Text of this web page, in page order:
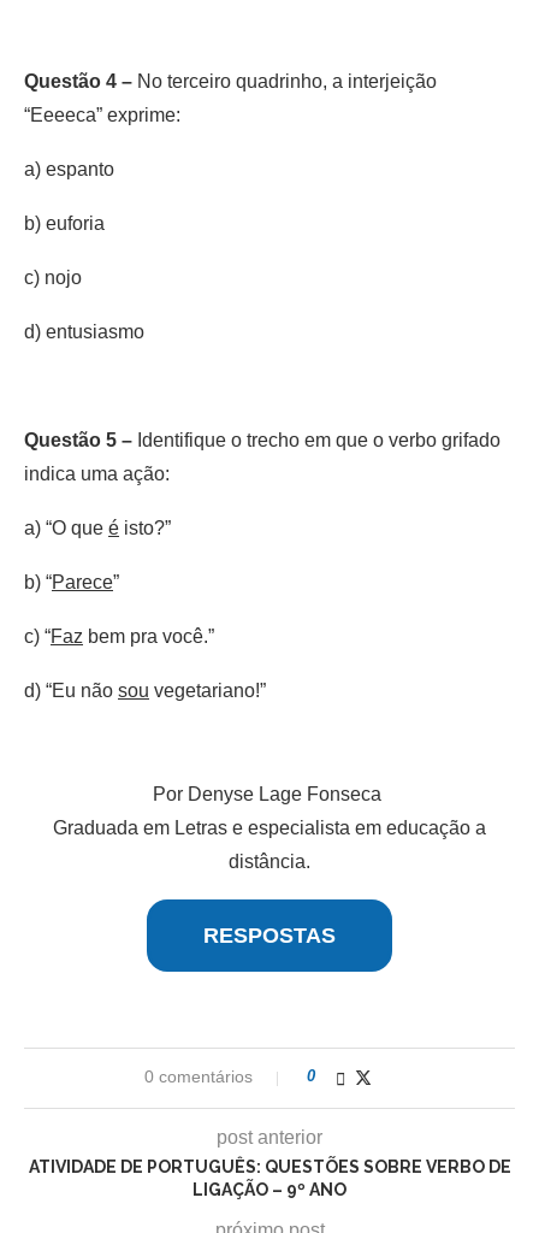
Questão 4 – No terceiro quadrinho, a interjeição
“Eeeeca” exprime:
a) espanto
b) euforia
c) nojo
d) entusiasmo
Questão 5 – Identifique o trecho em que o verbo grifado
indica uma ação:
a) “O que é isto?”
b) “Parece”
c) “Faz bem pra você.”
d) “Eu não sou vegetariano!”
Por Denyse Lage Fonseca
Graduada em Letras e especialista em educação a
distância.
RESPOSTAS
0 comentários 0
post anterior
ATIVIDADE DE PORTUGUÊS: QUESTÕES SOBRE VERBO DE
LIGAÇÃO – 9º ANO